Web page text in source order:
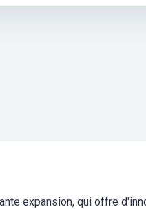
expansion, qui offre